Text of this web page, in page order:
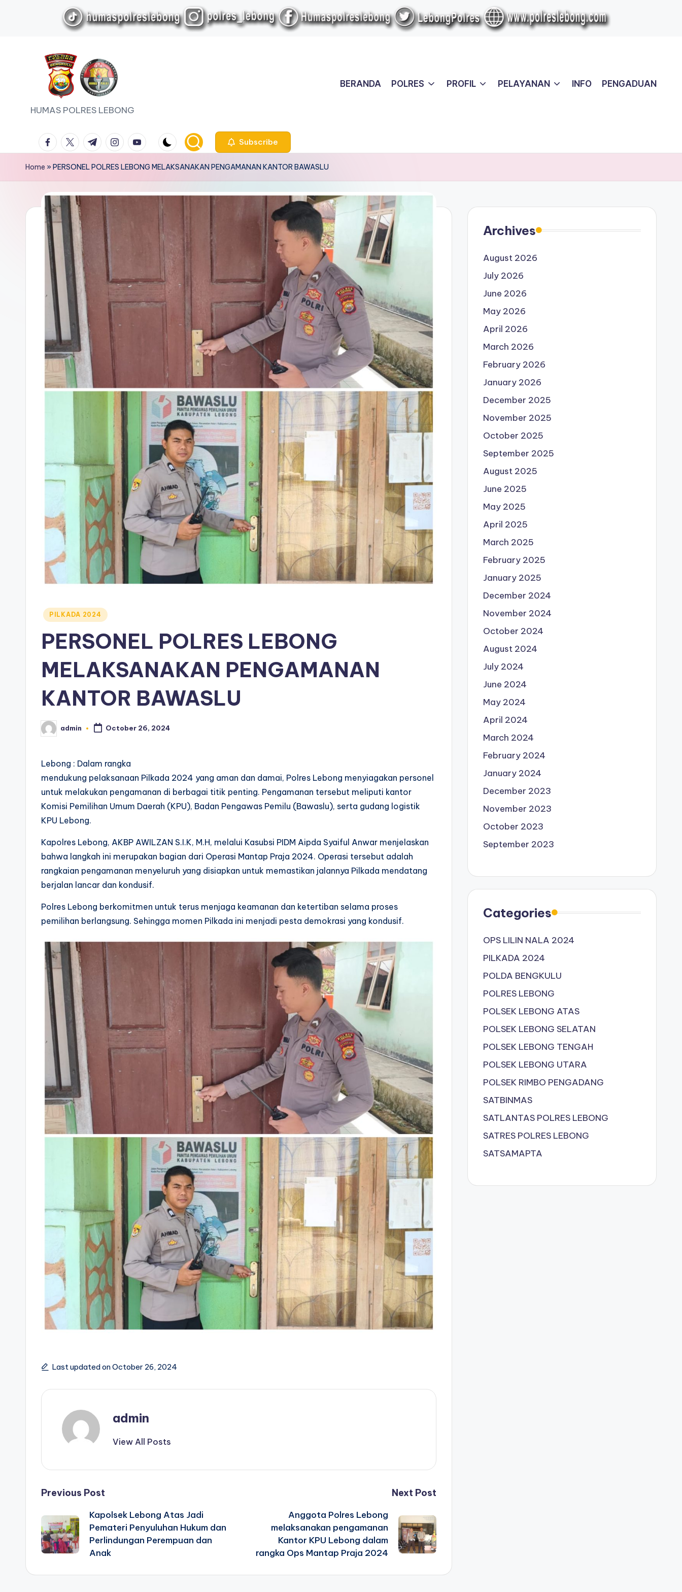
HUMAS POLRES LEBONG
BERANDA POLRES PROFIL PELAYANAN INFO PENGADUAN
facebook.com
twitter.com
t.me instagram.com
youtube.com Subscribe
Home »PERSONEL POLRES LEBONG MELAKSANAKAN PENGAMANAN KANTOR BAWASLU
Posted
PILKADA 2024
PERSONEL POLRES LEBONG
MELAKSANAKAN PENGAMANAN
KANTOR BAWASLU
Posted
by
admin October 26, 2024
Lebong : Dalam rangka
mendukung pelaksanaan Pilkada 2024 yang aman dan damai, Polres Lebong menyiagakan personel
untuk melakukan pengamanan di berbagai titik penting. Pengamanan tersebut meliputi kantor
Komisi Pemilihan Umum Daerah (KPU), Badan Pengawas Pemilu (Bawaslu), serta gudang logistik
KPU Lebong.
Kapolres Lebong, AKBP AWILZAN S.I.K, M.H, melalui Kasubsi PIDM Aipda Syaiful Anwar menjelaskan
bahwa langkah ini merupakan bagian dari Operasi Mantap Praja 2024. Operasi tersebut adalah
rangkaian pengamanan menyeluruh yang disiapkan untuk memastikan jalannya Pilkada mendatang
berjalan lancar dan kondusif.
Polres Lebong berkomitmen untuk terus menjaga keamanan dan ketertiban selama proses
pemilihan berlangsung. Sehingga momen Pilkada ini menjadi pesta demokrasi yang kondusif.
Last updated on October 26, 2024
admin
View All Posts
Post
navigation
Previous Post
Kapolsek Lebong Atas Jadi
Pemateri Penyuluhan Hukum dan
Perlindungan Perempuan dan
Anak
Next Post
Anggota Polres Lebong
melaksanakan pengamanan
Kantor KPU Lebong dalam
rangka Ops Mantap Praja 2024
Archives
August 2026
July 2026
June 2026
May 2026
April 2026
March 2026
February 2026
January 2026
December 2025
November 2025
October 2025
September 2025
August 2025
June 2025
May 2025
April 2025
March 2025
February 2025
January 2025
December 2024
November 2024
October 2024
August 2024
July 2024
June 2024
May 2024
April 2024
March 2024
February 2024
January 2024
December 2023
November 2023
October 2023
September 2023
Categories
OPS LILIN NALA 2024
PILKADA 2024
POLDA BENGKULU
POLRES LEBONG
POLSEK LEBONG ATAS
POLSEK LEBONG SELATAN
POLSEK LEBONG TENGAH
POLSEK LEBONG UTARA
POLSEK RIMBO PENGADANG
SATBINMAS
SATLANTAS POLRES LEBONG
SATRES POLRES LEBONG
SATSAMAPTA